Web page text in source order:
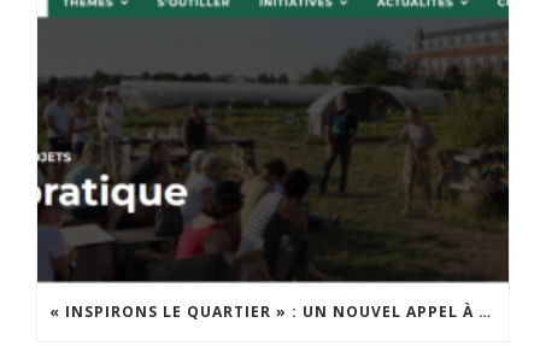
« INSPIRONS LE QUARTIER » : UN NOUVEL APPEL À PROJETS EST LANCÉ !